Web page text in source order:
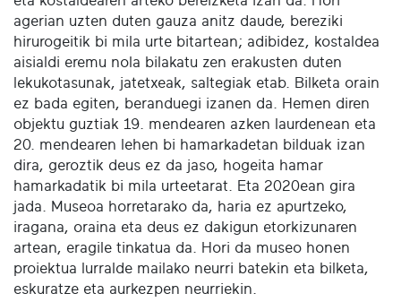
agerian uzten duten gauza anitz daude, bereziki
hirurogeitik bi mila urte bitartean; adibidez, kostaldea
aisialdi eremu nola bilakatu zen erakusten duten
lekukotasunak, jatetxeak, saltegiak etab. Bilketa orain
ez bada egiten, beranduegi izanen da. Hemen diren
objektu guztiak 19. mendearen azken laurdenean eta
20. mendearen lehen bi hamarkadetan bilduak izan
dira, geroztik deus ez da jaso, hogeita hamar
hamarkadatik bi mila urteetarat. Eta 2020ean gira
jada. Museoa horretarako da, haria ez apurtzeko,
iragana, oraina eta deus ez dakigun etorkizunaren
artean, eragile tinkatua da. Hori da museo honen
proiektua lurralde mailako neurri batekin eta bilketa,
eskuratze eta aurkezpen neurriekin.